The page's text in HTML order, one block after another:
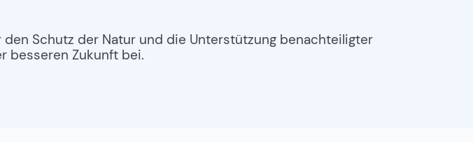
Schutz der Natur und die Unterstützung benachteiligter
besseren Zukunft bei.